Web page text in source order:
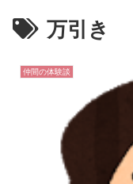
万引き
仲間の体験談